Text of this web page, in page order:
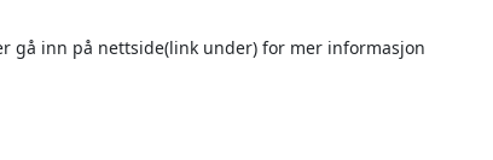
gå inn på nettside(link under) for mer informasjon